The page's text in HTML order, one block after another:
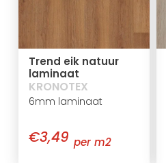
Trend eik natuur
laminaat
KRONOTEX
6mm laminaat
€3,49 per m2